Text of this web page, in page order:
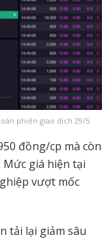
phiên giao dịch 29/5
đồng/cp mà còn
giá hiện tại
vượt mốc
tải lại giảm sâu